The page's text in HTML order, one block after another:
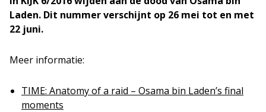
Laden. Dit nummer verschijnt op 26 mei tot en met
22 juni.
Meer informatie:
TIME: Anatomy of a raid – Osama bin Laden’s final
moments